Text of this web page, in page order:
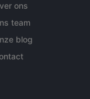
ons
team
blog